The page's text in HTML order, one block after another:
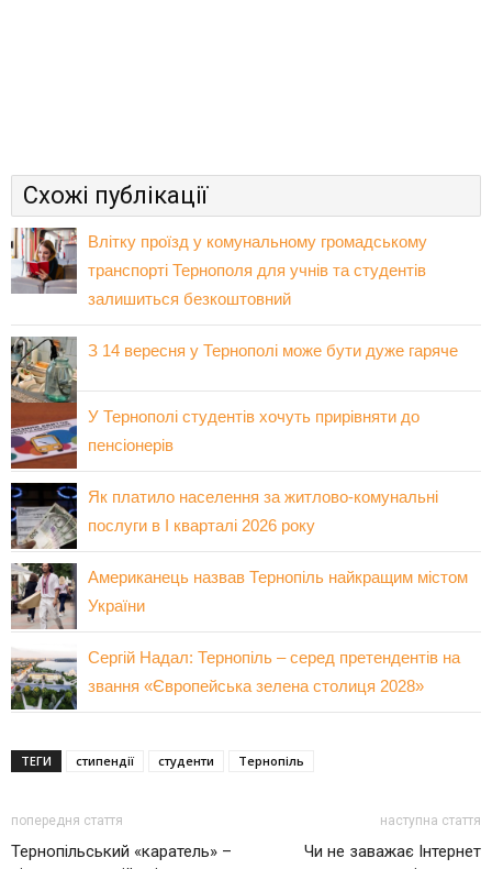
Схожі публікації
Влітку проїзд у комунальному громадському
транспорті Тернополя для учнів та студентів
залишиться безкоштовний
З 14 вересня у Тернополі може бути дуже гаряче
У Тернополі студентів хочуть прирівняти до
пенсіонерів
Як платило населення за житлово-комунальні
послуги в І кварталі 2026 року
Американець назвав Тернопіль найкращим містом
України
Сергій Надал: Тернопіль – серед претендентів на
звання «Європейська зелена столиця 2028»
ТЕГИ стипендії студенти Тернопіль
попередня стаття
Тернопільський «каратель» –
наступна стаття
Чи не заважає Інтернет